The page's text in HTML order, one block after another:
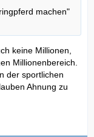
machen"
keine Millionen,
Millionenbereich.
der sportlichen
Ahnung zu